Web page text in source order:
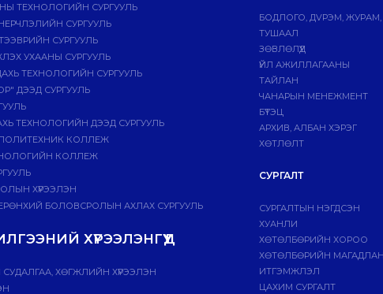
ТЕХНОЛОГИЙН СУРГУУЛЬ
СУРГУУЛЬ
СУРГУУЛЬ
УХААНЫ СУРГУУЛЬ
ТЕХНОЛОГИЙН СУРГУУЛЬ
ДЭЭД СУРГУУЛЬ
ТЕХНОЛОГИЙН ДЭЭД СУРГУУЛЬ
КОЛЛЕЖ
КОЛЛЕЖ
ХҮРЭЭЛЭН
БОЛОВСРОЛЫН АХЛАХ СУРГУУЛЬ
ХҮРЭЭЛЭНГҮҮД
ХӨГЖЛИЙН ХҮРЭЭЛЭН
БОДЛОГО, ДVРЭМ, ЖУРАМ,
ТУШААЛ
ЗӨВЛӨЛҮҮД
ҮЙЛ АЖИЛЛАГААНЫ
ТАЙЛАН
ЧАНАРЫН МЕНЕЖМЕНТ
БҮТЭЦ
АРХИВ, АЛБАН ХЭРЭГ
ХӨТЛӨЛТ
СУРГАЛТ
СУРГАЛТЫН НЭГДСЭН
ХУАНЛИ
ХӨТӨЛБӨРИЙН ХОРОО
ХӨТӨЛБӨРИЙН МАГАДЛАН
ИТГЭМЖЛЭЛ
ЦАХИМ СУРГАЛТ